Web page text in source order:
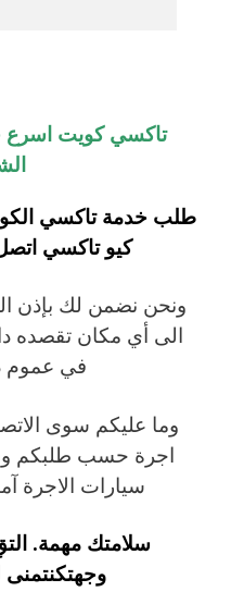
تاكسي كويت اسرع
طلب خدمة تاكسي
كيو تاكسي
ونحن نضمن لك بإذن
الى أي مكان تقصده
في عموم
وما عليكم سوى
اجرة حسب طلبكم
سيارات الاجرة
سلامتك مهمة.